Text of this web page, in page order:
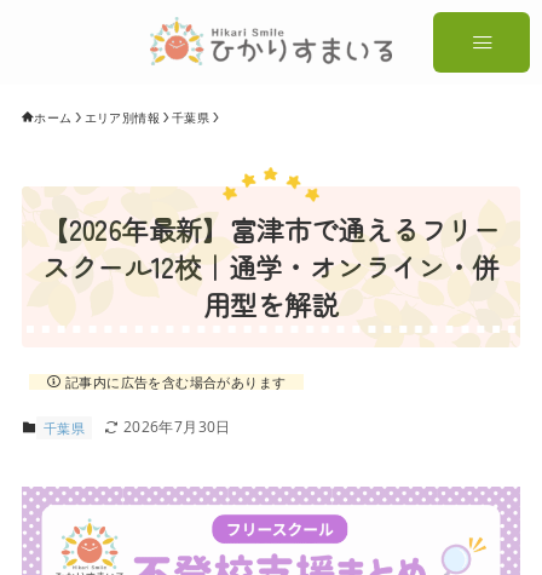
ホーム エリア別情報 千葉県
【2026年最新】富津市で通えるフリー
スクール12校｜通学・オンライン・併
用型を解説
記事内に広告を含む場合があります
千葉県 2026年7月30日